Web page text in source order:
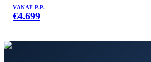
VANAF P.P.
€4.699